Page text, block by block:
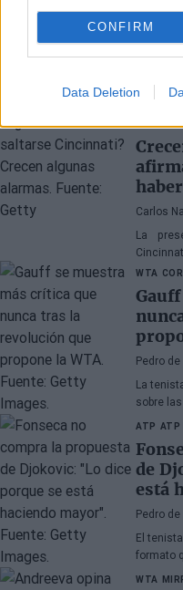
CONFIRM
Data Deletion
Últimos
JANNIK
Carlos
La
della
WTA
Pedro de
La
sobre
ATP ATP
de
está
Pedro de
El
formato
WTA